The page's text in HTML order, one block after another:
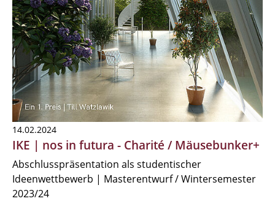
14.02.2024
IKE | nos in futura - Charité / Mäusebunker+
Abschlusspräsentation als studentischer
Ideenwettbewerb | Masterentwurf / Wintersemester
2023/24